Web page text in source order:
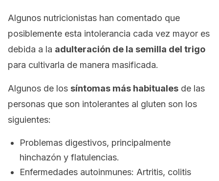
Algunos nutricionistas han comentado que
posiblemente esta intolerancia cada vez mayor es
debida a la adulteración de la semilla del trigo
para cultivarla de manera masificada.
Algunos de los síntomas más habituales de las
personas que son intolerantes al gluten son los
siguientes:
Problemas digestivos, principalmente
hinchazón y flatulencias.
Enfermedades autoinmunes: Artritis, colitis